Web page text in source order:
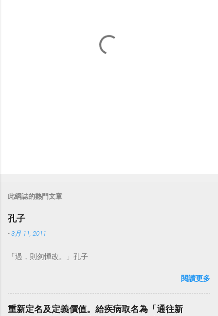
此網誌的熱門文章
孔子
-3月 11, 2011
「過，則匆憚改。」孔子
閱讀更多
重新定名及定義價值。給疾病取名為「通往新